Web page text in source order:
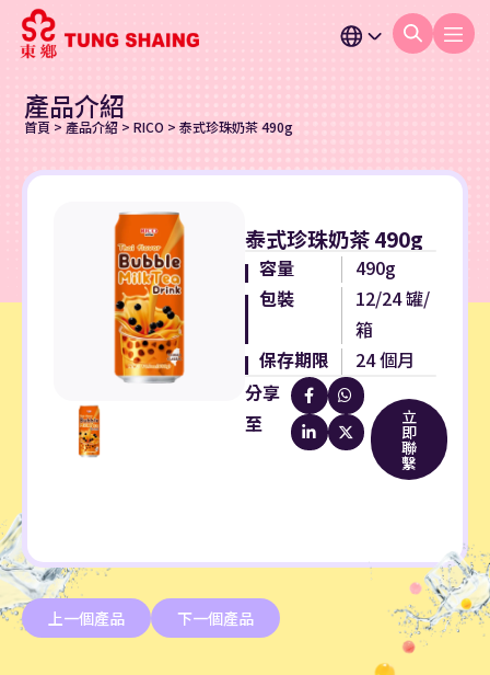
產品介紹
首頁 > 產品介紹 >RICO >泰式珍珠奶茶 490g
泰式珍珠奶茶 490g
容量
490g
包裝
12/24 罐/
箱
保存期限
24 個月
分享
至
立
即
聯
繫
下一個產品
上一個產品